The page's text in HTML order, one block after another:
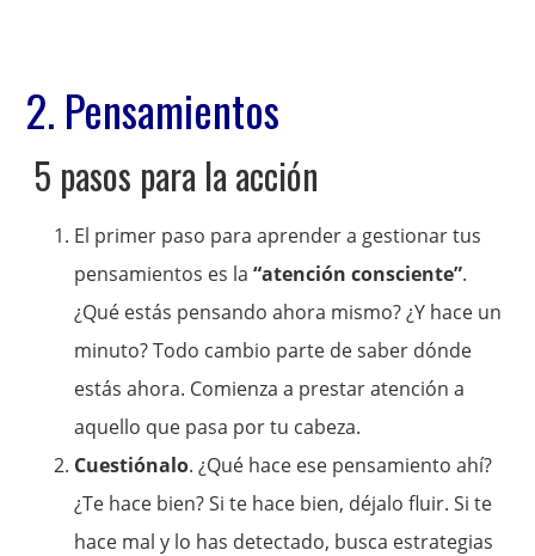
2. Pensamientos
5 pasos para la acción
El primer paso para aprender a gestionar tus
pensamientos es la “atención consciente”.
¿Qué estás pensando ahora mismo? ¿Y hace un
minuto? Todo cambio parte de saber dónde
estás ahora. Comienza a prestar atención a
aquello que pasa por tu cabeza.
Cuestiónalo. ¿Qué hace ese pensamiento ahí?
¿Te hace bien? Si te hace bien, déjalo fluir. Si te
hace mal y lo has detectado, busca estrategias